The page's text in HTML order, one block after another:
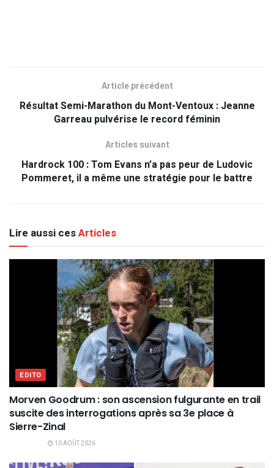
Article précédent
Résultat Semi-Marathon du Mont-Ventoux : Jeanne
Garreau pulvérise le record féminin
Articles suivant
Hardrock 100 : Tom Evans n’a pas peur de Ludovic
Pommeret, il a même une stratégie pour le battre
Lire aussi cesArticles
EDITO
Morven Goodrum : son ascension fulgurante en trail
suscite des interrogations après sa 3e place à
Sierre-Zinal
10 AOÛT 2026